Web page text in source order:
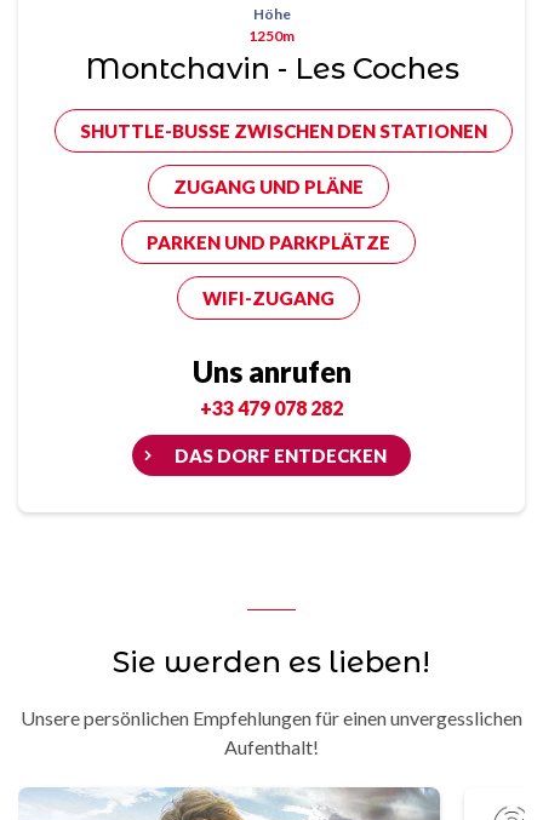
Höhe
1250m
Montchavin - Les Coches
SHUTTLE-BUSSE ZWISCHEN DEN STATIONEN
ZUGANG UND PLÄNE
PARKEN UND PARKPLÄTZE
WIFI-ZUGANG
Uns anrufen
+33 479 078 282
DAS DORF ENTDECKEN
Sie werden es lieben!
Unsere persönlichen Empfehlungen für einen unvergesslichen
Aufenthalt!